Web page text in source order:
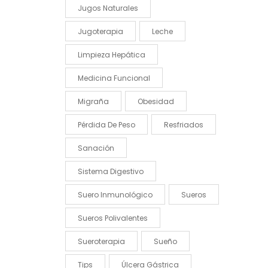
Jugos Naturales
Jugoterapia Leche
Limpieza Hepática
Medicina Funcional
Migraña Obesidad
Pérdida De Peso Resfriados
Sanación
Sistema Digestivo
Suero Inmunológico Sueros
Sueros Polivalentes
Sueroterapia Sueño
Tips Úlcera Gástrica